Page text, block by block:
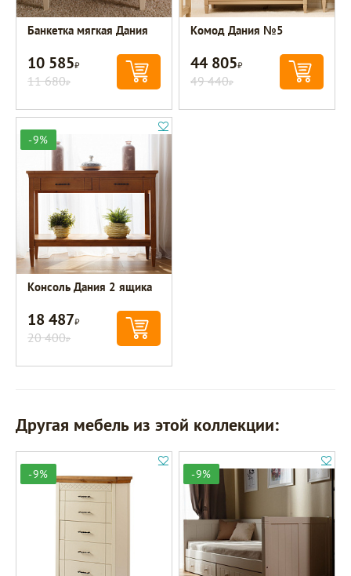
Банкетка мягкая Дания
10 585Р
11 680Р
Комод Дания №5
44 805Р
49 440Р
-9%
Консоль Дания 2 ящика
18 487Р
20 400Р
Другая мебель из этой коллекции:
-9% -9%